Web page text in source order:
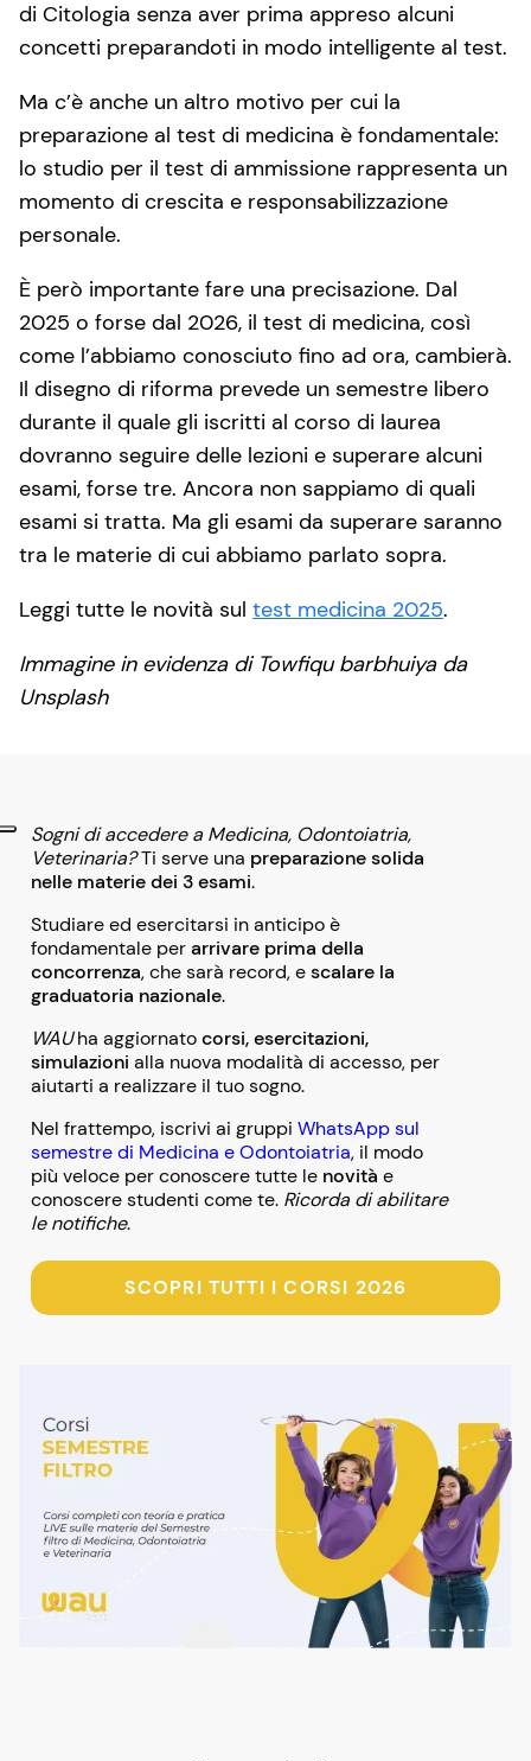
di Citologia senza aver prima appreso alcuni
concetti preparandoti in modo intelligente al test.
Ma c’è anche un altro motivo per cui la
preparazione al test di medicina è fondamentale:
lo studio per il test di ammissione rappresenta un
momento di crescita e responsabilizzazione
personale.
È però importante fare una precisazione. Dal
2025 o forse dal 2026, il test di medicina, così
come l’abbiamo conosciuto fino ad ora, cambierà.
Il disegno di riforma prevede un semestre libero
durante il quale gli iscritti al corso di laurea
dovranno seguire delle lezioni e superare alcuni
esami, forse tre. Ancora non sappiamo di quali
esami si tratta. Ma gli esami da superare saranno
tra le materie di cui abbiamo parlato sopra.
Leggi tutte le novità sul test medicina 2025.
Immagine in evidenza di Towfiqu barbhuiya da
Unsplash
Sogni di accedere a Medicina, Odontoiatria,
Veterinaria?Ti serve una preparazione solida
nelle materie dei 3 esami.
Studiare ed esercitarsi in anticipo è
fondamentale perarrivare prima della
concorrenza, che sarà record, escalare la
graduatoria nazionale.
WAUha aggiornatocorsi, esercitazioni,
simulazioni alla nuova modalità di accesso, per
aiutarti a realizzare il tuo sogno.
Nel frattempo, iscrivi ai gruppi WhatsApp sul
semestre di Medicina e Odontoiatria, il modo
più veloce per conoscere tutte le novità e
conoscere studenti come te. Ricorda di abilitare
le notifiche.
SCOPRI TUTTI I CORSI 2026